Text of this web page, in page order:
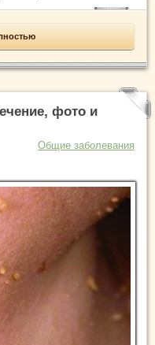
фото и
Общие заболевания